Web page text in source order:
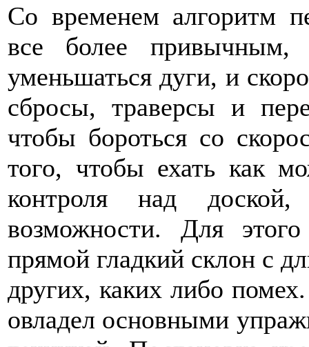
Со временем алгоритм
все более привычным,
уменьшаться дуги, и
сбросы, траверсы и
чтобы бороться со
того, чтобы ехать как
контроля над
возможности. Для
прямой гладкий склон с
других, каких либо
овладел основными